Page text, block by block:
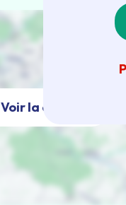
Voir la carte